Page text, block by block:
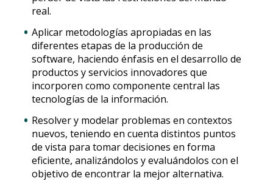
real.
Aplicar metodologías apropiadas en las
diferentes etapas de la producción de
software, haciendo énfasis en el desarrollo de
productos y servicios innovadores que
incorporen como componente central las
tecnologías de la información.
Resolver y modelar problemas en contextos
nuevos, teniendo en cuenta distintos puntos
de vista para tomar decisiones en forma
eficiente, analizándolos y evaluándolos con el
objetivo de encontrar la mejor alternativa.